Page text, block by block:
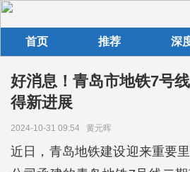
首页 推荐 深
好消息！青岛市地铁7号
得新进展
2024-10-31 09:54 黄元晖
近日，青岛地铁建设迎来重要